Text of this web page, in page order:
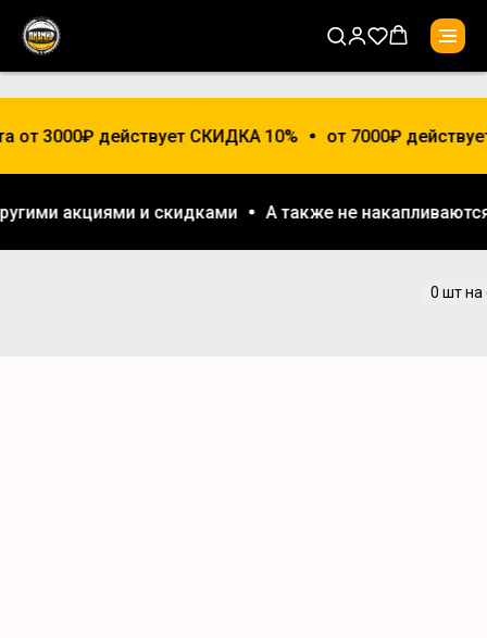
от 3000₽ действует СКИДКА 10% от 7000₽
акциями и скидками А также не